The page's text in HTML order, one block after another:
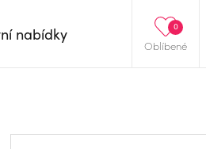
Oblíbené
0
nabídky